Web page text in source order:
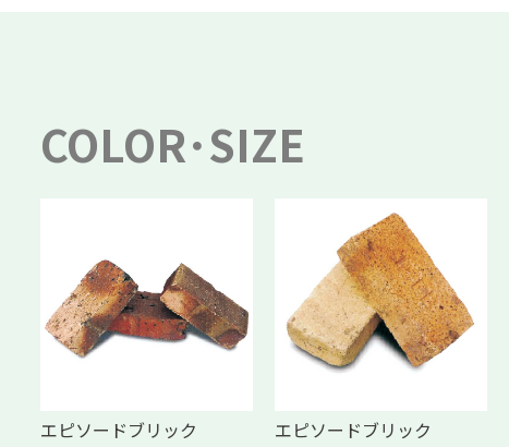
COLOR･SIZE
エピソードブリック
エピソードブリック